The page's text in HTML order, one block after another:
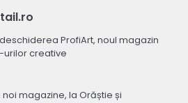
ProfiArt, noul magazin
creative
magazine, la Orăștie și